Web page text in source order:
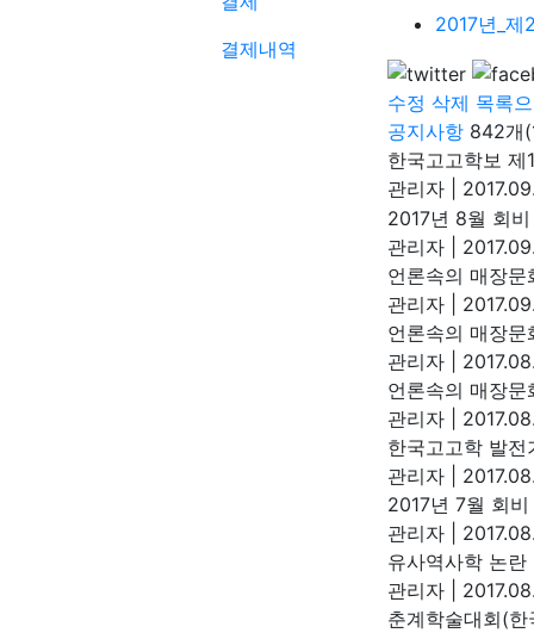
결제내역
2017년_제
수정 삭제 목록
공지사항 842개
한국고고학보
관리자
2017년 8월 회
관리자
언론속의 매장
관리자
언론속의 매장
관리자
언론속의 매장문
관리자
한국고고학 발
관리자
2017년 7월 회
관리자
유사역사학 논
관리자
춘계학술대회(